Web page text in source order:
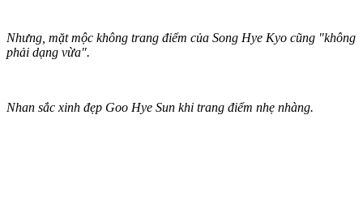
Nhưng, mặt mộc không trang điểm của Song Hye Kyo cũng "không
phải dạng vừa".
Nhan sắc xinh đẹp Goo Hye Sun khi trang điểm nhẹ nhàng.